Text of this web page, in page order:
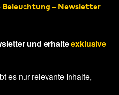
– Newsletter
und erhalteexklusive
es nur relevante Inhalte,